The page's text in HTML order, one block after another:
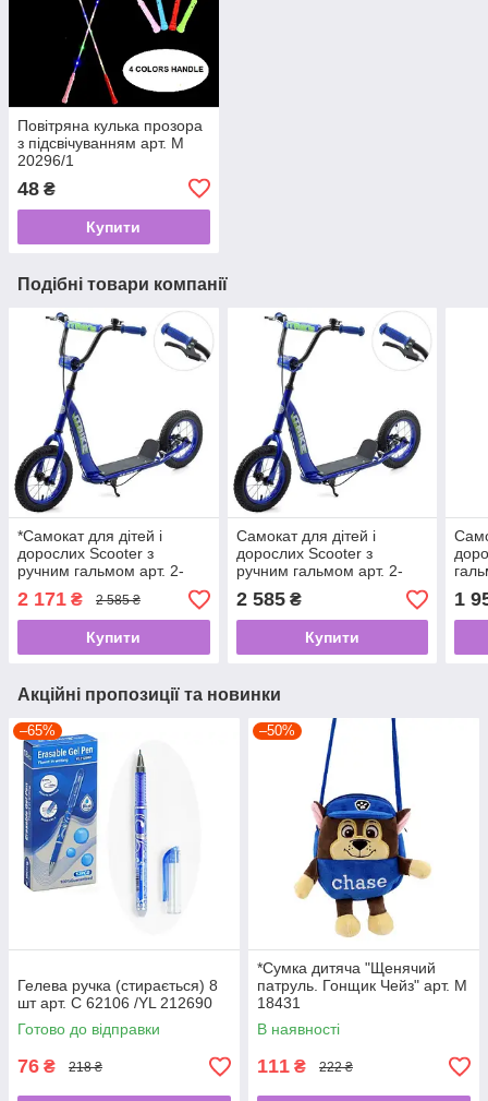
Повітряна кулька прозора
з підсвічуванням арт. М
20296/1
48 ₴
Купити
Подібні товари компанії
*Самокат для дітей і
дорослих Scooter з
ручним гальмом арт. 2-
043-1-BL
2 171 ₴ 2 585 ₴
Купити
Самокат для дітей і
дорослих Scooter з
ручним гальмом арт. 2-
043-1-BL
2 585₴
Купити
1
Акційні пропозиції та новинки
–65%
Гелева ручка (стирається) 8
шт арт. С 62106 /YL 212690
Готово до відправки
76 ₴ 218 ₴
–50%
*Сумка дитяча "Щенячий
патруль. Гонщик Чейз" арт. M
18431
В наявності
111 ₴ 222 ₴